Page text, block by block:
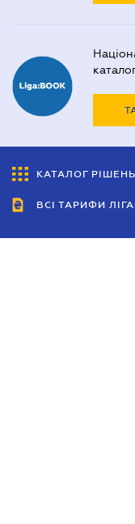
КАТАЛОГ РІШЕНЬ
ВСІ ТАРИФИ